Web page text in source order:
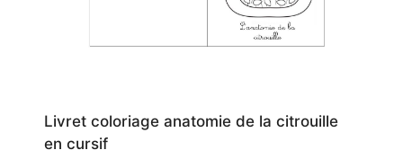
Livret coloriage anatomie de la citrouille
en cursif